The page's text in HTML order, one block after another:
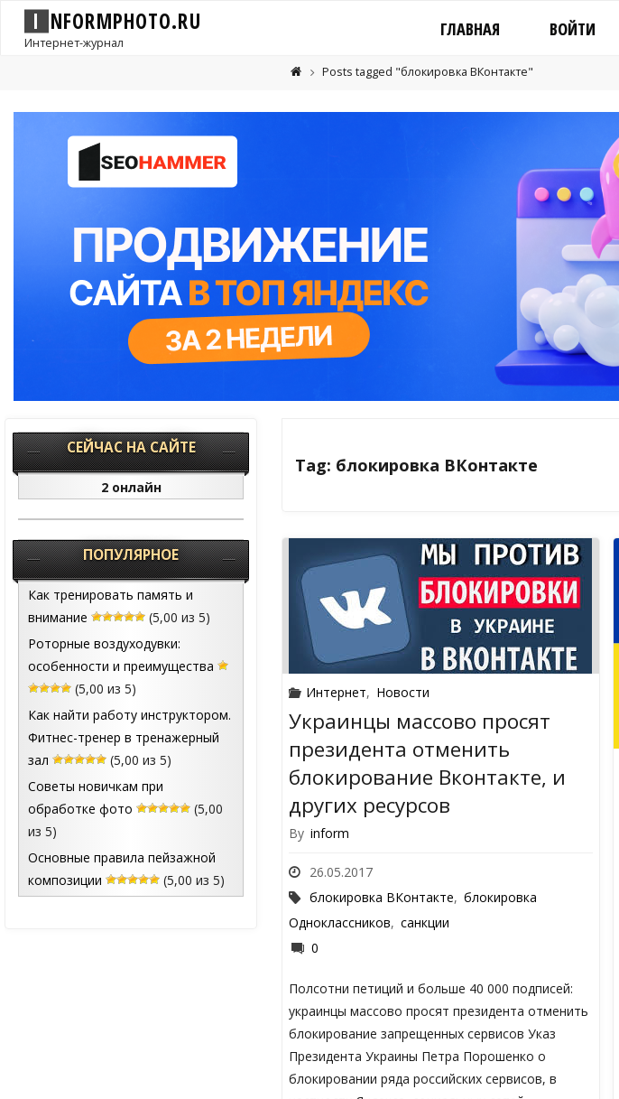
I NFORMPHOTO.RU
Интернет-журнал
ГЛАВНАЯ ВОЙТИ
Posts tagged "блокировка ВКонтакте"
Tag: блокировка ВКонтакте
Интернет, Новости
Украинцы массово просят
президента отменить
блокирование Вконтакте, и
других ресурсов
By inform
26.05.2017
блокировка ВКонтакте, блокировка
Одноклассников, санкции
0
Полсотни петиций и больше 40 000 подписей:
украинцы массово просят президента отменить
блокирование запрещенных сервисов Указ
Президента Украины Петра Порошенко о
блокировании ряда российских сервисов, в
СЕЙЧАС НА САЙТЕ
2 онлайн
ПОПУЛЯРНОЕ
Как тренировать память и
внимание
(5,00 из 5)
Роторные воздуходувки:
особенности и преимущества
(5,00 из 5)
Как найти работу инструктором.
Фитнес-тренер в тренажерный
зал
(5,00 из 5)
Советы новичкам при
обработке фото
(5,00
из 5)
Основные правила пейзажной
композиции
(5,00 из 5)